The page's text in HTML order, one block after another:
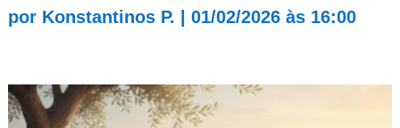
por Konstantinos P. 01/02/2026 às 16:00